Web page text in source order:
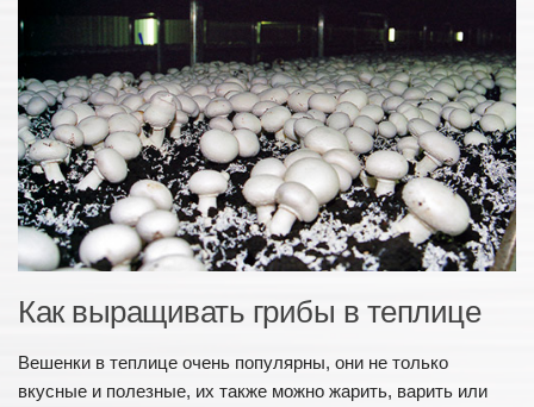
Как выращивать грибы в теплице
Вешенки в теплице очень популярны, они не только
вкусные и полезные, их также можно жарить, варить или